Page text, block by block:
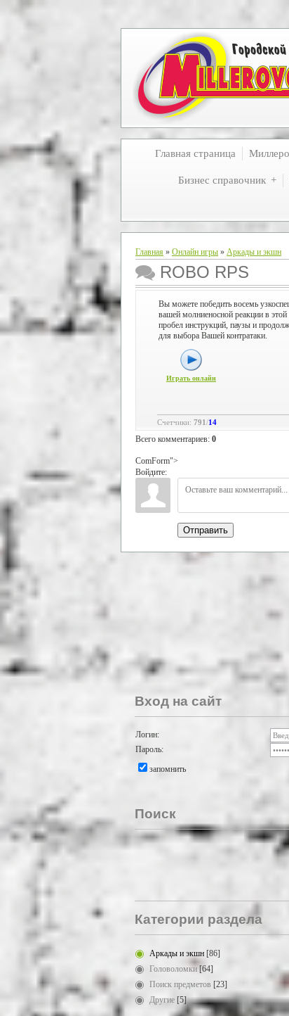
Главная страница
Бизнес справочник
Главная » Онлайн игры » Аркады и экшн
ROBO RPS
Вы можете победить восемь
вашей молниеносной реакции в
пробел инструкций, паузы и
для выбора Вашей контратаки.
Играть онлайн
Счетчики: 791 /14
Всего комментариев: 0
ComForm">
Войдите:
Отправить
Вход на сайт
Логин:
Пароль:
запомнить
Поиск
Категории раздела
Аркады и экшн [86]
Головоломки [64]
Поиск предметов [23]
Другие [5]